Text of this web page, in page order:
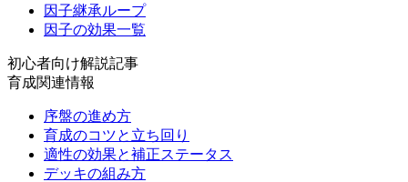
因子継承ループ
因子の効果一覧
初心者向け解説記事
育成関連情報
序盤の進め方
育成のコツと立ち回り
適性の効果と補正ステータス
デッキの組み方